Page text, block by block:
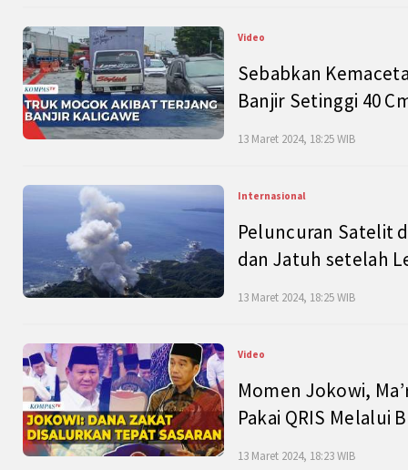
Video
Sebabkan
Banjir Setinggi 40
13 Maret 2024, 18:25 WIB
Internasional
Peluncuran Satelit
dan Jatuh setelah
13 Maret 2024, 18:25 WIB
Video
Momen Jokowi,
Pakai QRIS Melalui
13 Maret 2024, 18:23 WIB